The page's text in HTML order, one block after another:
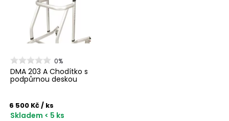
0%
DMA 203 A Chodítko s
podpůrnou deskou
6 500 Kč/ ks
Skladem < 5 ks